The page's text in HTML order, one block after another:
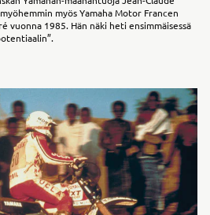
myös Yamaha Motor Francen
vuonna 1985. Hän näki heti ensimmäisessä